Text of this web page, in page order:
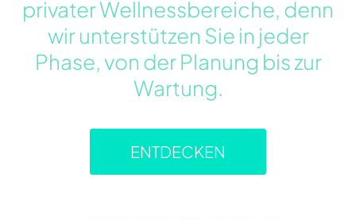
privater Wellnessbereiche, denn
wir unterstützen Sie in jeder
Phase, von der Planung bis zur
Wartung.
ENTDECKEN